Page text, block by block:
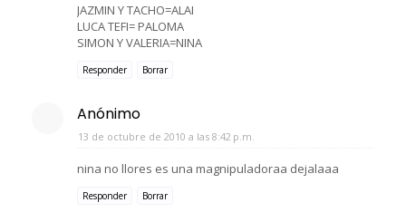
JAZMIN Y TACHO=ALAI
LUCA TEFI= PALOMA
SIMON Y VALERIA=NINA
Responder Borrar
Anónimo
13 de octubre de 2010 a las 8:42 p.m.
nina no llores es una magnipuladoraa dejalaaa
Responder Borrar